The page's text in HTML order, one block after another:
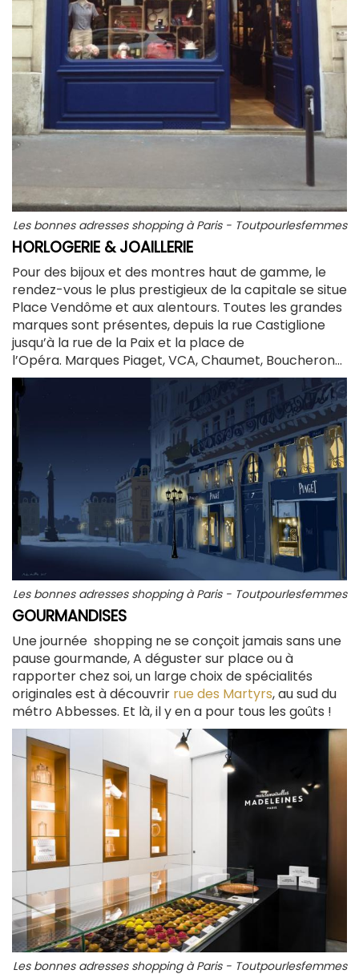
Les bonnes adresses shopping à Paris - Toutpourlesfemmes
HORLOGERIE & JOAILLERIE
Pour des bijoux et des montres haut de gamme, le
rendez-vous le plus prestigieux de la capitale se situe
Place Vendôme et aux alentours. Toutes les grandes
marques sont présentes, depuis la rue Castiglione
jusqu’à la rue de la Paix et la place de
l’Opéra. Marques Piaget, VCA, Chaumet, Boucheron…
Les bonnes adresses shopping à Paris - Toutpourlesfemmes
GOURMANDISES
Une journée shopping ne se conçoit jamais sans une
pause gourmande, A déguster sur place ou à
rapporter chez soi, un large choix de spécialités
originales est à découvrir rue des Martyrs, au sud du
métro Abbesses. Et là, il y en a pour tous les goûts !
Les bonnes adresses shopping à Paris - Toutpourlesfemmes